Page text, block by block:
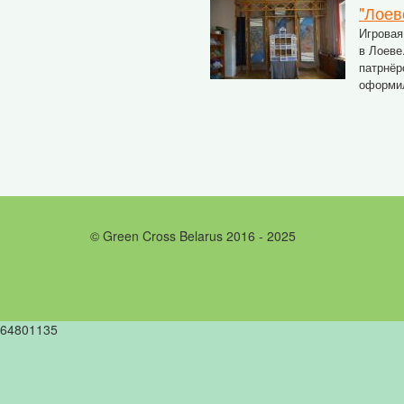
в
© Green Cross Belarus 2016 - 2025
64801135